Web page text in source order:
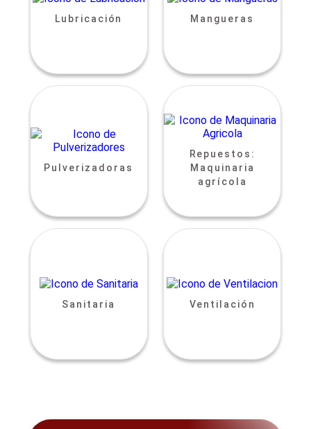
Lubricación Mangueras
Pulverizadoras
Repuestos:
Maquinaria
agrícola
Sanitaria Ventilación